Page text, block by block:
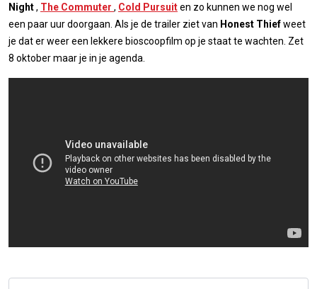
Night, The Commuter , Cold Pursuiten zo kunnen we nog wel
een paar uur doorgaan. Als je de trailer ziet van Honest Thiefweet
je dat er weer een lekkere bioscoopfilm op je staat te wachten. Zet
8 oktober maar je in je agenda.